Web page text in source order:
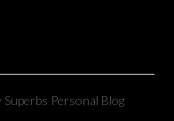
Superbs Personal Blog